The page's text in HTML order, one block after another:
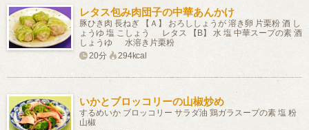
レタス包み肉団子の中華あんかけ
豚ひき肉 長ねぎ 【Ａ】 おろししょうが 溶き卵 片栗粉 酒 し
ょうゆ 塩 こしょう レタス 【B】 水 塩 中華スープの素 酒
しょうゆ 水溶き片栗粉
20分
294kcal
いかとブロッコリーの山椒炒め
するめいか ブロッコリー サラダ油 鶏ガラスープの素 塩 粉
山椒